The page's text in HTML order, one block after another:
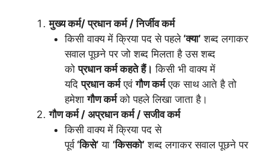
मुख्य कर्म/ प्रधान कर्म / निर्जीव कर्म
किसी वाक्य में क्रिया पद से पहले‘क्या’शब्द लगाकर
सवाल पूछने पर जो शब्द मिलता है उस शब्द
कोप्रधान कर्म कहते हैं। किसी भी वाक्य में
यदिप्रधान कर्मएवंगौण कर्मएक साथ आते है तो
हमेशागौण कर्मको पहले लिखा जाता है।
गौण कर्म / अप्रधान कर्म / सजीव कर्म
किसी वाक्य में क्रिया पद से
पूर्व‘किसे’या ‘किसको’शब्द लगाकर सवाल पूछने पर